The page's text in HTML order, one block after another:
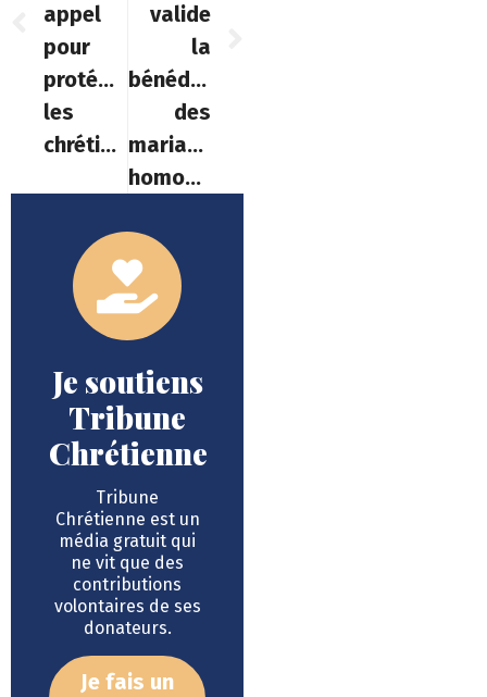
appel
pour
protéger
les
chrétiens
valide
la
bénédiction
des
mariages
homosexuels
Je soutiens
Tribune
Chrétienne
Tribune
Chrétienne est un
média gratuit qui
ne vit que des
contributions
volontaires de ses
donateurs.
Je fais un